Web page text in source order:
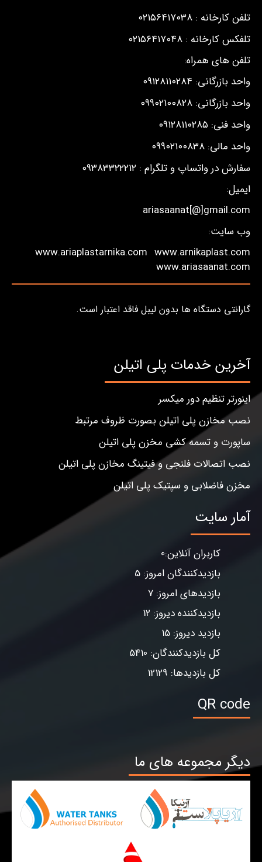
تلفن کارخانه : ۰۲۱۵۶۴۱۷۰۳۸
تلفکس کارخانه : ۰۲۱۵۶۴۱۷۰۴۸
تلفن های همراه:
واحد بازرگانی: ۰۹۱۲۸۱۱۰۲۸۴
واحد بازرگانی: ۰۹۹۰۲۱۰۰۸۲۸
واحد فنی: ۰۹۱۲۸۱۱۰۲۸۵
واحد مالی: ۰۹۹۰۲۱۰۰۸۳۸
سفارش در واتساپ و تلگرام : ۰۹۳۸۳۳۲۲۲۱۲
ایمیل:
ariasaanat[@]gmail.com
وب سایت:
www.arnikaplast.com
www.ariaplastarnika.com
www.ariasaanat.com
گارانتی دستگاه ها بدون لیبل فاقد اعتبار است.
آخرین خدمات پلی اتیلن
اینورتر تنظیم دور میکسر
نصب مخازن پلی اتیلن بصورت ظروف مرتبط
ساپورت و تسمه کشی مخزن پلی اتیلن
نصب اتصالات فلنجی و فیتینگ مخازن پلی اتیلن
مخزن فاضلابی و سپتیک پلی اتیلن
آمار سایت
کاربران آنلاین:0
بازدیدکنندگان امروز: 5
بازدیدهای امروز: 7
بازدیدکننده دیروز: 12
بازدید دیروز: 15
کل بازدیدکنندگان: 5410
کل بازدیدها: 12129
QR code
دیگر مجموعه های ما